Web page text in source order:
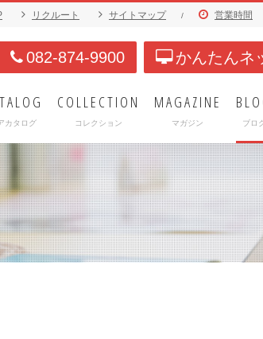
リクルート サイトマップ / 営業時間
082-874-9900 かんたんネ
カタログ
COLLECTION
コレクション
MAGAZINE
マガジン ブロ